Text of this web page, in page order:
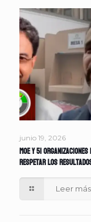
junio 19, 2026
MOE y 51
respetar los
Leer más